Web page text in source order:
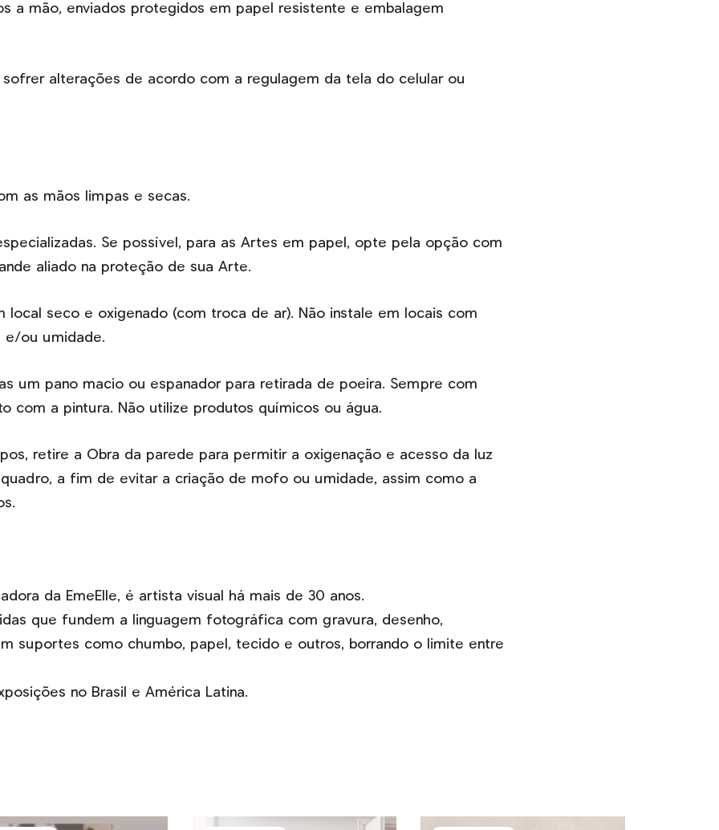
a mão, enviados protegidos em papel resistente e embalagem
alterações de acordo com a regulagem da tela do celular ou
as mãos limpas e secas.
Se possível, para as Artes em papel, opte pela opção com
aliado na proteção de sua Arte.
local seco e oxigenado (com troca de ar). Não instale em locais com
e/ou umidade.
um pano macio ou espanador para retirada de poeira. Sempre com
com a pintura. Não utilize produtos químicos ou água.
retire a Obra da parede para permitir a oxigenação e acesso da luz
a fim de evitar a criação de mofo ou umidade, assim como a
da EmeElle, é artista visual há mais de 30 anos.
que fundem a linguagem fotográfica com gravura, desenho,
suportes como chumbo, papel, tecido e outros, borrando o limite entre
no Brasil e América Latina.